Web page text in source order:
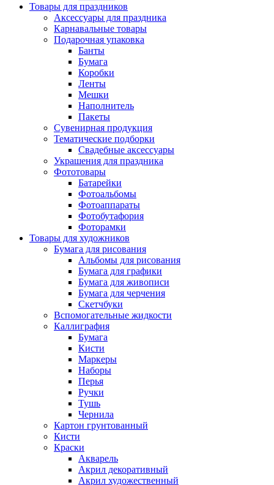
Товары для праздников
Аксессуары для праздника
Карнавальные товары
Подарочная упаковка
Банты
Бумага
Коробки
Ленты
Мешки
Наполнитель
Пакеты
Сувенирная продукция
Тематические подборки
Свадебные аксессуары
Украшения для праздника
Фототовары
Батарейки
Фотоальбомы
Фотоаппараты
Фотобутафория
Фоторамки
Товары для художников
Бумага для рисования
Альбомы для рисования
Бумага для графики
Бумага для живописи
Бумага для черчения
Скетчбуки
Вспомогательные жидкости
Каллиграфия
Бумага
Кисти
Маркеры
Наборы
Перья
Ручки
Тушь
Чернила
Картон грунтованный
Кисти
Краски
Акварель
Акрил декоративный
Акрил художественный